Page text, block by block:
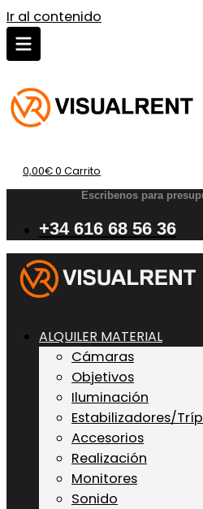
Ir al contenido
0,00€0 Carrito
Escribenos para
+34 616 68 56 36
ALQUILER MATERIAL
Cámaras
Objetivos
Iluminación
Estabilizadores/
Accesorios
Realización
Monitores
Sonido